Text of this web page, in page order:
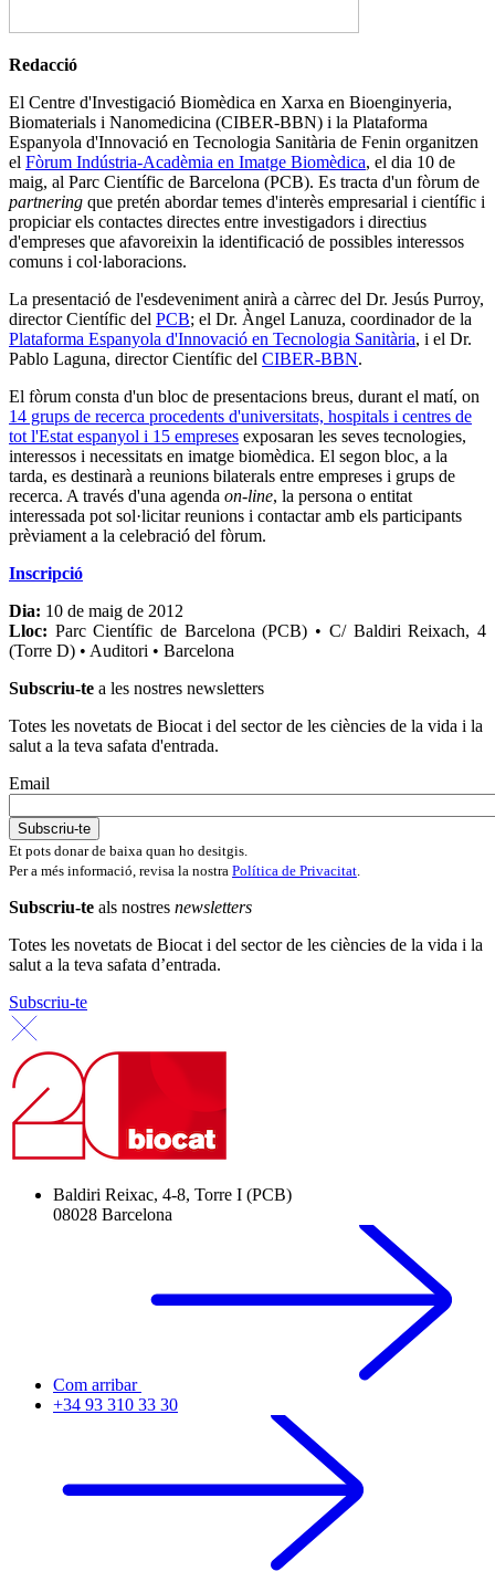
Redacció
El Centre d'Investigació Biomèdica en Xarxa en Bioenginyeria,
Biomaterials i Nanomedicina (CIBER-BBN) i la Plataforma
Espanyola d'Innovació en Tecnologia Sanitària de Fenin organitzen
el Fòrum Indústria-Acadèmia en Imatge Biomèdica, el dia 10 de
maig, al Parc Científic de Barcelona (PCB). Es tracta d'un fòrum de
partnering que pretén abordar temes d'interès empresarial i científic i
propiciar els contactes directes entre investigadors i directius
d'empreses que afavoreixin la identificació de possibles interessos
comuns i col·laboracions.
La presentació de l'esdeveniment anirà a càrrec del Dr. Jesús Purroy,
director Científic del PCB; el Dr. Àngel Lanuza, coordinador de la
Plataforma Espanyola d'Innovació en Tecnologia Sanitària, i el Dr.
Pablo Laguna, director Científic del CIBER-BBN.
El fòrum consta d'un bloc de presentacions breus, durant el matí, on
14 grups de recerca procedents d'universitats, hospitals i centres de
tot l'Estat espanyol i 15 empreses exposaran les seves tecnologies,
interessos i necessitats en imatge biomèdica. El segon bloc, a la
tarda, es destinarà a reunions bilaterals entre empreses i grups de
recerca. A través d'una agenda on-line, la persona o entitat
interessada pot sol·licitar reunions i contactar amb els participants
prèviament a la celebració del fòrum.
Inscripció
Dia: 10 de maig de 2012
Lloc: Parc Científic de Barcelona (PCB) • C/ Baldiri Reixach, 4
(Torre D) • Auditori • Barcelona
Subscriu-te a les nostres newsletters
Totes les novetats de Biocat i del sector de les ciències de la vida i la
salut a la teva safata d'entrada.
Email
Et pots donar de baixa quan ho desitgis.
Per a més informació, revisa la nostra Política de Privacitat.
Subscriu-te als nostres newsletters
Totes les novetats de Biocat i del sector de les ciències de la vida i la
salut a la teva safata d’entrada.
Subscriu-te
Baldiri Reixac, 4-8, Torre I (PCB)
08028 Barcelona
Com arribar
+34 93 310 33 30